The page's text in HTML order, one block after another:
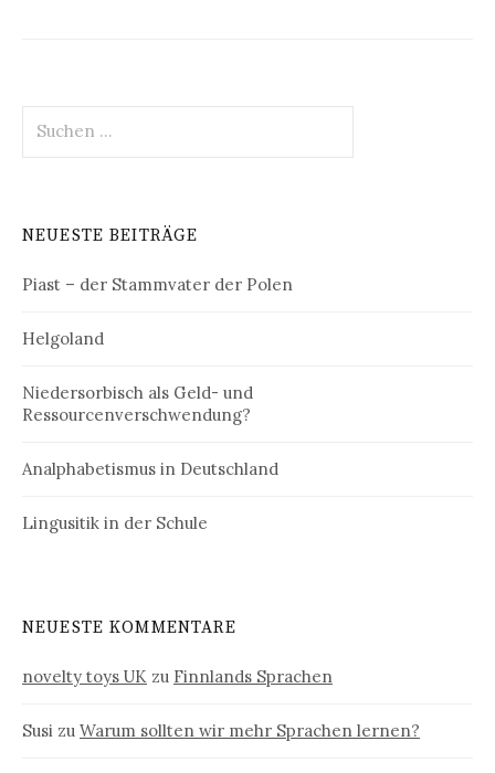
nach:
NEUESTE BEITRÄGE
Piast – der Stammvater der Polen
Helgoland
Niedersorbisch als Geld- und
Ressourcenverschwendung?
Analphabetismus in Deutschland
Lingusitik in der Schule
NEUESTE KOMMENTARE
novelty toys UK zu Finnlands Sprachen
Susi zu Warum sollten wir mehr Sprachen lernen?